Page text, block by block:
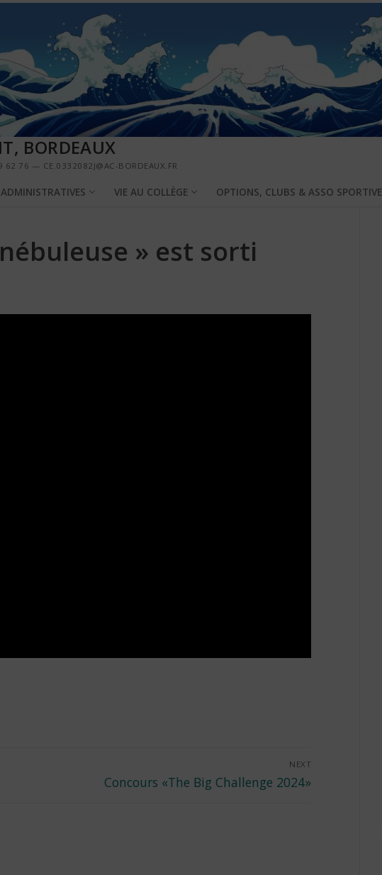
BORDEAUX
76 — CE.0332082J@AC-BORDEAUX.FR
VIE AU COLLÈGE OPTIONS, CLUBS & ASSO SPORTIVE
» est sorti
NEXT
Next
Concours «The Big Challenge 2024»